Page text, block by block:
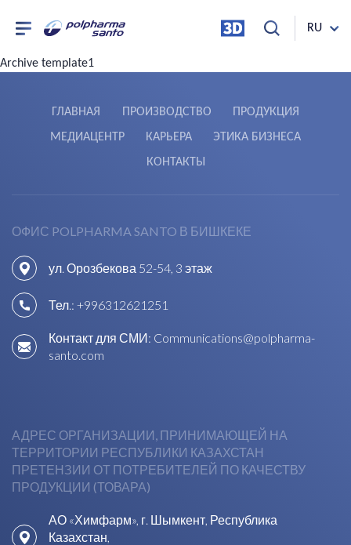
RU
Archive template1
ГЛАВНАЯ ПРОИЗВОДСТВО
ПРОДУКЦИЯ
МЕДИАЦЕНТР
КАРЬЕРА
ЭТИКА БИЗНЕСА
КОНТАКТЫ
ОФИС POLPHARMA SANTO В БИШКЕКЕ
ул. Орозбекова 52-54, 3 этаж
Тел.: +996312621251
Контакт для СМИ: Communications@polpharma-
santo.com
АДРЕС ОРГАНИЗАЦИИ, ПРИНИМАЮЩЕЙ НА
ТЕРРИТОРИИ РЕСПУБЛИКИ КАЗАХСТАН
ПРЕТЕНЗИИ ОТ ПОТРЕБИТЕЛЕЙ ПО КАЧЕСТВУ
ПРОДУКЦИИ (ТОВАРА)
АО «Химфарм», г. Шымкент, Республика
Казахстан,